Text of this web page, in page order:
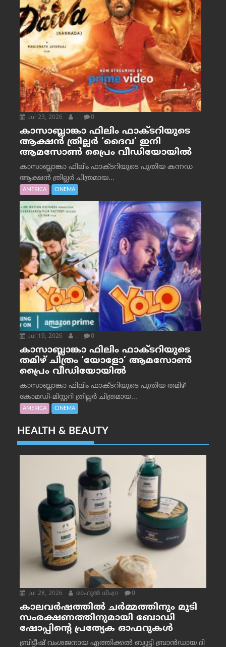
Jul 23, 2026 . 0
കാസാബ്ലാങ്കാ ഫിലിം ഫാക്ടറിയുടെ
ആക്ഷൻ ത്രില്ലർ ‘ദൈവ’ ഇനി
ആമസോൺ പ്രൈം വീഡിയോയിൽ
കാസാബ്ലാങ്കാ ഫിലിം ഫാക്ടറിയുടെ പുതിയ കന്നഡ
ആക്ഷൻ ത്രില്ലർ ചിത്രമായ...
AMERICA CINEMA
Jul 19, 2026 . 0
കാസാബ്ലാങ്കാ ഫിലിം ഫാക്ടറിയുടെ
തമിഴ് ചിത്രം ‘യോളോ’ ആമസോൺ
പ്രൈം വീഡിയോയിൽ
കാസാബ്ലാങ്കാ ഫിലിം ഫാക്ടറിയുടെ പുതിയ തമിഴ്
കോമഡി-മിസ്റ്ററി ത്രില്ലർ ചിത്രമായ...
AMERICA CINEMA
HEALTH & BEAUTY
Jul 28, 2026 രാഹുല്‍ ധിംഗ്ര 0
കാലവർഷത്തിൽ ചർമ്മത്തിനും മുടി
സംരക്ഷണത്തിനുമായി ബോഡി
ഷോപ്പിന്റെ പ്രത്യേക ഓഫറുകൾ
ബ്രിട്ടീഷ് വംശജനായ എത്തിക്കൽ ബ്യൂട്ടി ബ്രാൻഡായ ദി